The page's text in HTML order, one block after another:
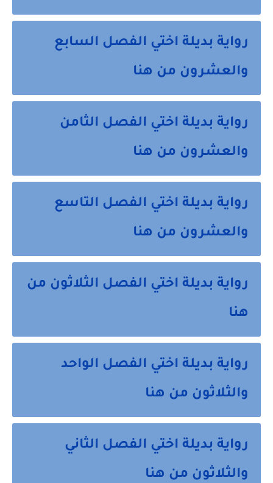
رواية بديلة اختي الفصل السابع
والعشرون من هنا
رواية بديلة اختي الفصل الثامن
والعشرون من هنا
رواية بديلة اختي الفصل التاسع
والعشرون من هنا
رواية بديلة اختي الفصل الثلاثون من
هنا
رواية بديلة اختي الفصل الواحد
والثلاثون من هنا
رواية بديلة اختي الفصل الثاني
والثلاثون من هنا